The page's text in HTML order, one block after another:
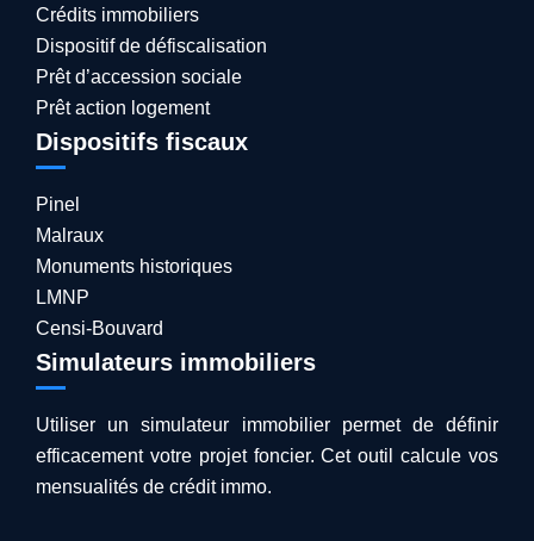
Crédits immobiliers
Dispositif de défiscalisation
Prêt d’accession sociale
Prêt action logement
Dispositifs fiscaux
Pinel
Malraux
Monuments historiques
LMNP
Censi-Bouvard
Simulateurs immobiliers
Utiliser un simulateur immobilier permet de définir
efficacement votre projet foncier. Cet outil calcule vos
mensualités de crédit immo.